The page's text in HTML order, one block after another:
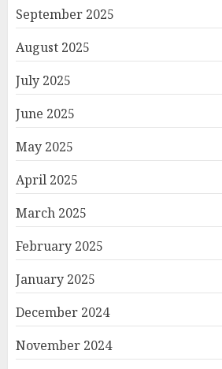
September 2025
August 2025
July 2025
June 2025
May 2025
April 2025
March 2025
February 2025
January 2025
December 2024
November 2024